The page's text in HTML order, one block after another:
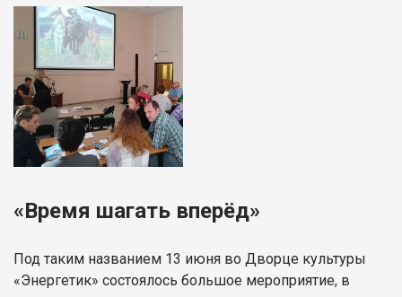
«Время шагать вперёд»
Под таким названием 13 июня во Дворце культуры
«Энергетик» состоялось большое мероприятие, в